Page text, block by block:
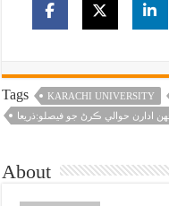
Tags KARACHI UNIVERSITY
ادارن حوالي ڪرڻ جو فيصلو:ذريعا
About